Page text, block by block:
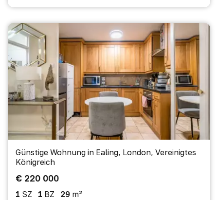
Günstige Wohnung in Ealing, London, Vereinigtes
Königreich
€ 220 000
1 SZ 1 BZ 29 m²